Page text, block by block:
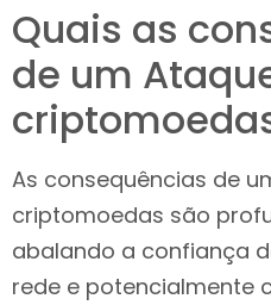
Quais as
de um
As consequências de
criptomoedas são
abalando a confiança
rede e potencialmente